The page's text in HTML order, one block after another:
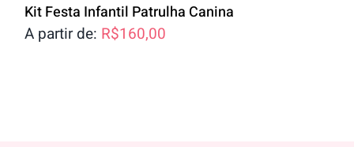
Kit Festa Infantil Patrulha Canina
A partir de: R$160,00